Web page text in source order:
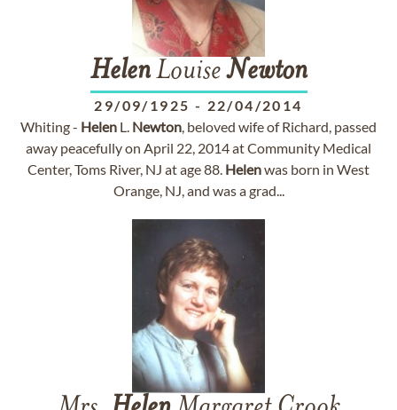
HelenLouiseNewton
29/09/1925 - 22/04/2014
Whiting - Helen L. Newton, beloved wife of Richard, passed
away peacefully on April 22, 2014 at Community Medical
Center, Toms River, NJ at age 88. Helenwas born in West
Orange, NJ, and was a grad...